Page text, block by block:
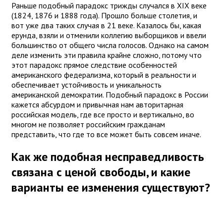
Раньше подобный парадокс трижды случался в ХIX веке
(1824, 1876 и 1888 года). Прошло больше столетия, и
вот уже два таких случая в 21 веке. Казалось бы, какая
ерунда, взяли и отменили коллегию выборщиков и ввели
большинство от общего числа голосов. Однако на самом
деле изменить эти правила крайне сложно, потому что
этот парадокс прямое следствие особенностей
американского федерализма, который в реальности и
обеспечивает устойчивость и уникальность
американской демократии. Подобный парадокс в России
кажется абсурдом и привычная нам авторитарная
российская модель, где все просто и вертикально, во
многом не позволяет российским гражданам
представить, что где то все может быть совсем иначе.
Как же подобная несправедливость
связана с ценой свободы, и какие
варианты ее изменения существуют?